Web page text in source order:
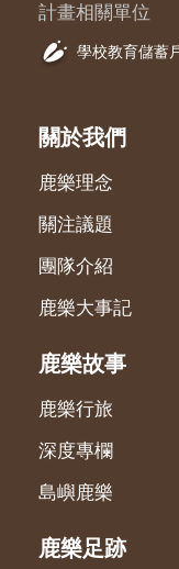
計畫相關單位
學校教育儲蓄
關於我們
鹿樂理念
關注議題
團隊介紹
鹿樂大事記
鹿樂故事
鹿樂行旅
深度專欄
島嶼鹿樂
鹿樂足跡